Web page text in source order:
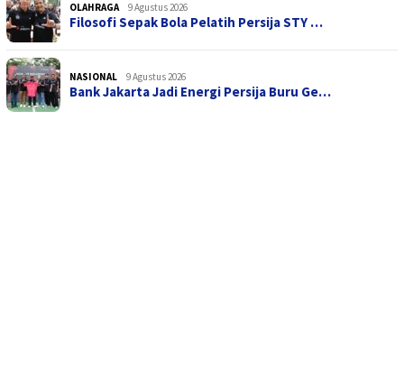
OLAHRAGA 9 Agustus 2026
Filosofi Sepak Bola Pelatih Persija STY …
NASIONAL 9 Agustus 2026
Bank Jakarta Jadi Energi Persija Buru Ge…